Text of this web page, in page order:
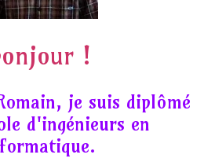
!
je suis diplômé
d'ingénieurs en